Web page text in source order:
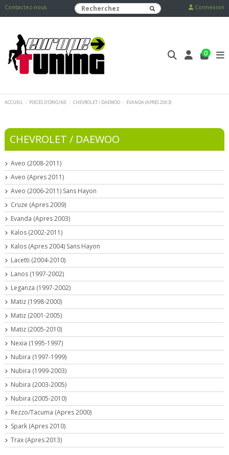
Contactez-nous Connexion
0
ACCUEIL PIECES D'ORIGINE CHEVROLET / DAEWOO EVANDA (APRES 2003)
CHEVROLET / DAEWOO
Aveo (2008-2011)
Aveo (Apres 2011)
Aveo (2006-2011) Sans Hayon
Cruze (Apres 2009)
Evanda (Apres 2003)
Kalos (2002-2011)
Kalos (Apres 2004) Sans Hayon
Lacetti (2004-2010)
Lanos (1997-2002)
Leganza (1997-2002)
Matiz (1998-2000)
Matiz (2001-2005)
Matiz (2005-2010)
Nexia (1995-1997)
Nubira (1997-1999)
Nubira (1999-2003)
Nubira (2003-2005)
Nubira (2005-2010)
Rezzo/Tacuma (Apres 2000)
Spark (Apres 2010)
Trax (Apres 2013)